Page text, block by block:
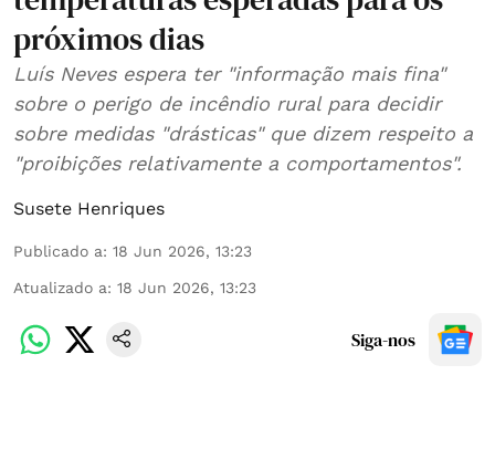
próximos dias
Luís Neves espera ter "informação mais fina"
sobre o perigo de incêndio rural para decidir
sobre medidas "drásticas" que dizem respeito a
"proibições relativamente a comportamentos".
Susete Henriques
Publicado a: 18 Jun 2026, 13:23
Atualizado a: 18 Jun 2026, 13:23
Siga-nos